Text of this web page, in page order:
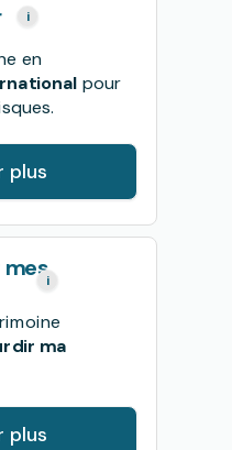
en
pour
plus
i
ma
plus
i